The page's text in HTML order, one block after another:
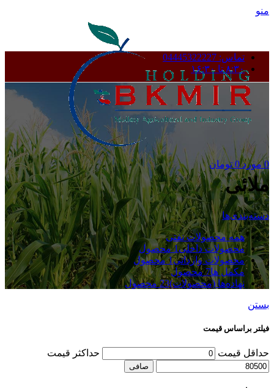
منو
0 مورد 0 تومان
تماس: 04445322227
۸:۳۰ تا ۱۶:۳۰
ملائی
دسته‌بندی‌ها
همهمحصولات نفتی
محصولات داخلی1 محصول
محصولات وارداتی1 محصول
مکمل ها7 محصول
نهاده‌ها (محصولات)23 محصول
بستن
فیلتر براساس قیمت
حداقل قیمت حداكثر قيمت
صافی